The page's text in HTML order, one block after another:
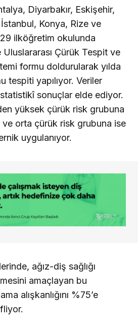
Diyarbakır, Eskişehir,
Konya, Rize ve
ilköğretim okulunda
Çürük Tespit ve
formu doldurularak yılda
tespiti yapılıyor. Veriler
sonuçlar elde ediyor.
yüksek çürük risk grubuna
orta çürük risk grubuna ise
uygulanıyor.
ağız-diş sağlığı
amaçlayan bu
alışkanlığını %75’e